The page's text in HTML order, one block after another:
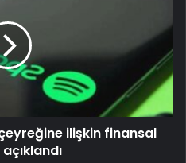
ilişkin finansal